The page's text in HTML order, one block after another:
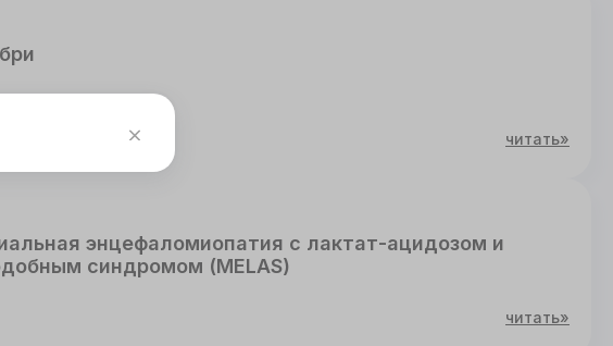
читать»
энцефаломиопатия с лактат-ацидозом и
синдромом (MELAS)
читать»